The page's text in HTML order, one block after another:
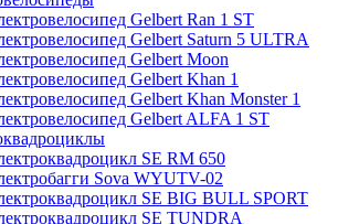
Gelbert Ran 1 ST
Gelbert Saturn 5 ULTRA
Gelbert Moon
Gelbert Khan 1
Gelbert Khan Monster 1
Gelbert ALFA 1 ST
SE RM 650
Sova WYUTV-02
SE BIG BULL SPORT
SE TUNDRA